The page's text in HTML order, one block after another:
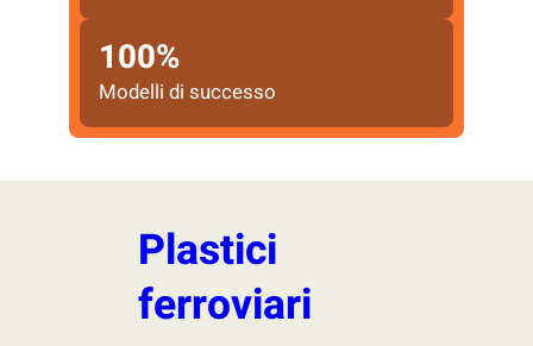
100%
Modelli di successo
Plastici
ferroviari